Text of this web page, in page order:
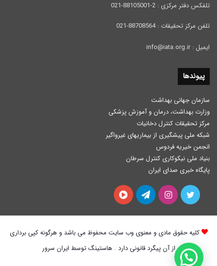
تلفکس دفتر مرکزی : 2-88105001-021
تلفن مرکز تحقیقات : 88708564-021
ایمیل : info@iata.org.ir
پیوندها
سازمان جهانی بهداشت
وزارت بهداشت، درمان و آموزش پزشكی
مرکز تحقیقات کنترل دخانیات
شبکه ملی پیشگیری از بیماریهای غیرواگیر
انجمن خیریه فردوس
بنیاد ملی نیکوکاری کنترل سرطان
پایگاه خبری صدای ایران
توییتر اینستاگرامتلگرام آپارات
کلیه حقوق مادی و معنوی وب سایت محفوظ می باشد و هرگونه کپی برداری
از آن پیگرد قانونی دارد . هاستینگ توسط ایران سرور